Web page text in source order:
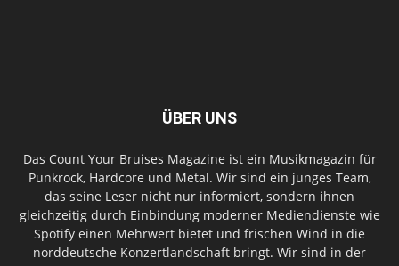
ÜBER UNS
Das Count Your Bruises Magazine ist ein Musikmagazin für
Punkrock, Hardcore und Metal. Wir sind ein junges Team,
das seine Leser nicht nur informiert, sondern ihnen
gleichzeitig durch Einbindung moderner Mediendienste wie
Spotify einen Mehrwert bietet und frischen Wind in die
norddeutsche Konzertlandschaft bringt. Wir sind in der